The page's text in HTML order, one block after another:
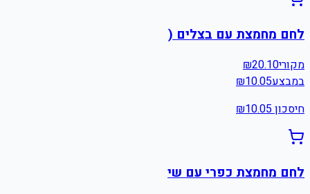
לחם מחמצת עם בצלים (
מקורי ₪20.10
במבצע
₪10.05
חיסכון ₪10.05
לחם מחמצת כפרי עם שי